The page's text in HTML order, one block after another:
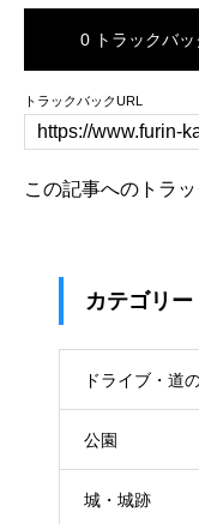
0 トラックバッ
トラックバックURL
この記事へのトラ
カテゴリー
ドライブ・道
公園
城・城跡